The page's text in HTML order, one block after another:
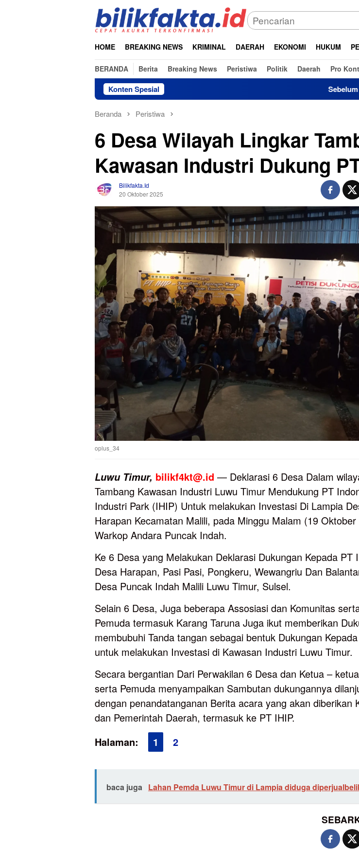
HOME BREAKING NEWS KRIMINAL DAERAH EKONOMI HUKUM
BERANDA Berita Breaking News Peristiwa Politik Daerah Pro
Konten Spesial Sebelum Penertiban
Beranda Peristiwa
6 Desa Wilayah Lingkar
Kawasan Industri Dukung
Bilikfakta.id
20 Oktober 2025
oplus_34
Luwu Timur, bilikf4kt@.id — Deklarasi 6 Desa Dalam
Tambang Kawasan Industri Luwu Timur Mendukung PT
Industri Park (IHIP) Untuk melakukan Investasi Di Lampia
Harapan Kecamatan Malili, pada Minggu Malam (19
Warkop Andara Puncak Indah.
Ke 6 Desa yang Melakukan Deklarasi Dukungan Kepada PT
Desa Harapan, Pasi Pasi, Pongkeru, Wewangriu Dan
Desa Puncak Indah Malili Luwu Timur, Sulsel.
Selain 6 Desa, Juga beberapa Assosiasi dan Komunitas
Pemuda termasuk Karang Taruna Juga ikut memberikan
membubuhi Tanda tangan sebagai bentuk Dukungan
untuk melakukan Investasi di Kawasan Industri Luwu Timur.
Secara bergantian Dari Perwakilan 6 Desa dan Ketua –
serta Pemuda menyampaikan Sambutan dukungannya
dengan penandatanganan Berita acara yang akan diberikan
dan Pemerintah Daerah, termasuk ke PT IHIP.
Halaman:
1 2
baca juga Lahan Pemda Luwu Timur di Lampia diduga